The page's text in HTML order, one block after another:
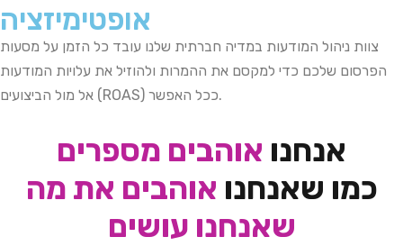
אופטימיזציה
צוות ניהול המודעות במדיה חברתית שלנו עובד כל הזמן על מסעות
הפרסום שלכם כדי למקסם את ההמרות ולהוזיל את עלויות המודעות
אל מול הביצועים (ROAS)
ככל האפשר .
אנחנו אוהבים מספרים
כמו שאנחנו אוהבים את מה
שאנחנו עושים